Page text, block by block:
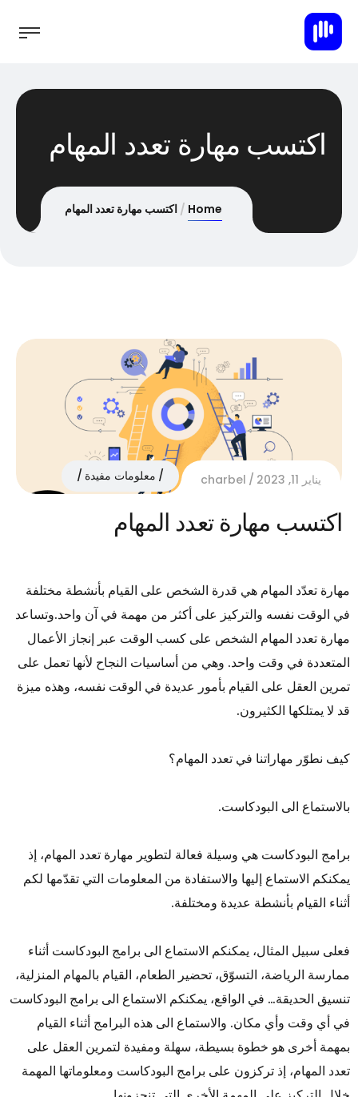
اكتسب مهارة تعدد المهام
Home اكتسب مهارة تعدد المهام
يناير 11, 2023 charbel معلومات مفيدة
اكتسب مهارة تعدد المهام
مهارة تعدّد المهام هي قدرة الشخص على القيام بأنشطة مختلفة
في الوقت نفسه والتركيز على أكثر من مهمة في آن واحد.وتساعد
مهارة تعدد المهام الشخص على كسب الوقت عبر إنجاز الأعمال
المتعددة في وقت واحد. وهي من أساسيات النجاح لأنها تعمل على
تمرين العقل على القيام بأمور عديدة في الوقت نفسه، وهذه ميزة
قد لا يمتلكها الكثيرون.
كيف نطوّر مهاراتنا في تعدد المهام؟
بالاستماع الى البودكاست.
برامج البودكاست هي وسيلة فعالة لتطوير مهارة تعدد المهام، إذ
يمكنكم الاستماع إليها والاستفادة من المعلومات التي تقدّمها لكم
أثناء القيام بأنشطة عديدة ومختلفة.
فعلى سبيل المثال، يمكنكم الاستماع الى برامج البودكاست أثناء
ممارسة الرياضة، التسوّق، تحضير الطعام، القيام بالمهام المنزلية،
تنسيق الحديقة… في الواقع، يمكنكم الاستماع الى برامج البودكاست
في أي وقت وأي مكان. والاستماع الى هذه البرامج أثناء القيام
بمهمة أخرى هو خطوة بسيطة، سهلة ومفيدة لتمرين العقل على
تعدد المهام، إذ تركزون على برامج البودكاست ومعلوماتها المهمة